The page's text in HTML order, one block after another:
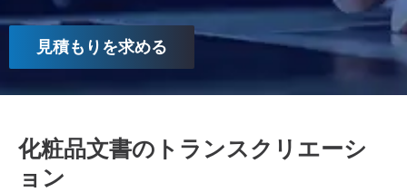
見積もりを求める
化粧品文書のトランスクリエーシ
ョン